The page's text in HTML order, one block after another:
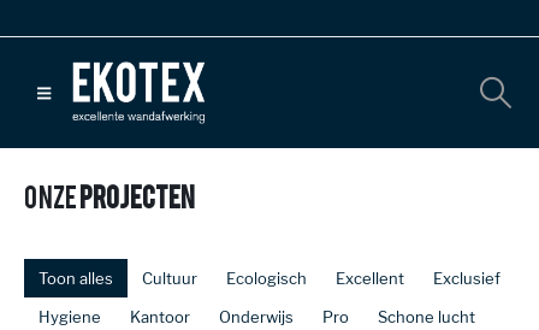
OnzeProjecten
Toon alles Cultuur Ecologisch Excellent
Exclusief
Hygiene
Kantoor Onderwijs Pro
Schone lucht